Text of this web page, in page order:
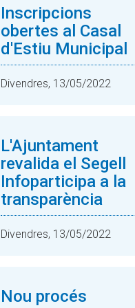
Inscripcions
obertes al Casal
d'Estiu Municipal
Divendres, 13/05/2022
L'Ajuntament
revalida el Segell
Infoparticipa a la
transparència
Divendres, 13/05/2022
Nou procés